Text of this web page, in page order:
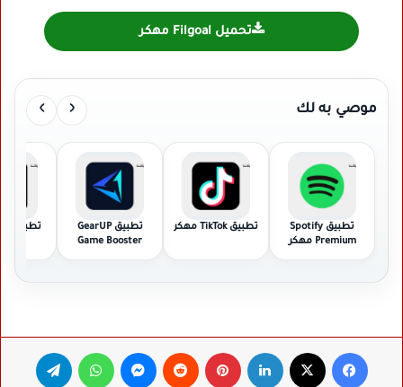
تحميل Filgoal مهكر
موصي به لك ‹
›
تطبيق Spotify
Premium مهكر
تطبيق TikTok مهكر
تطبيق GearUP
Game Booster
فيسبوك لينكدإن بينتيريست ماسنجر واتساب